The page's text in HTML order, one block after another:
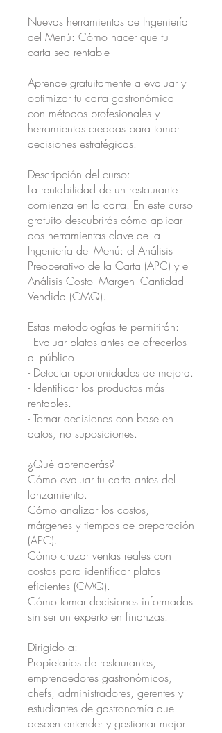
Nuevas herramientas de Ingeniería
del Menú: Cómo hacer que tu
carta sea rentable
Aprende gratuitamente a evaluar y
optimizar tu carta gastronómica
con métodos profesionales y
herramientas creadas para tomar
decisiones estratégicas.
Descripción del curso:
La rentabilidad de un restaurante
comienza en la carta. En este curso
gratuito descubrirás cómo aplicar
dos herramientas clave de la
Ingeniería del Menú: el Análisis
Preoperativo de la Carta (APC) y el
Análisis Costo–Margen–Cantidad
Vendida (CMQ).
Estas metodologías te permitirán:
- Evaluar platos antes de ofrecerlos
al público.
- Detectar oportunidades de mejora.
- Identificar los productos más
rentables.
- Tomar decisiones con base en
datos, no suposiciones.
¿Qué aprenderás?
Cómo evaluar tu carta antes del
lanzamiento.
Cómo analizar los costos,
márgenes y tiempos de preparación
(APC).
Cómo cruzar ventas reales con
costos para identificar platos
eficientes (CMQ).
Cómo tomar decisiones informadas
sin ser un experto en finanzas.
Dirigido a:
Propietarios de restaurantes,
emprendedores gastronómicos,
chefs, administradores, gerentes y
estudiantes de gastronomía que
deseen entender y gestionar mejor